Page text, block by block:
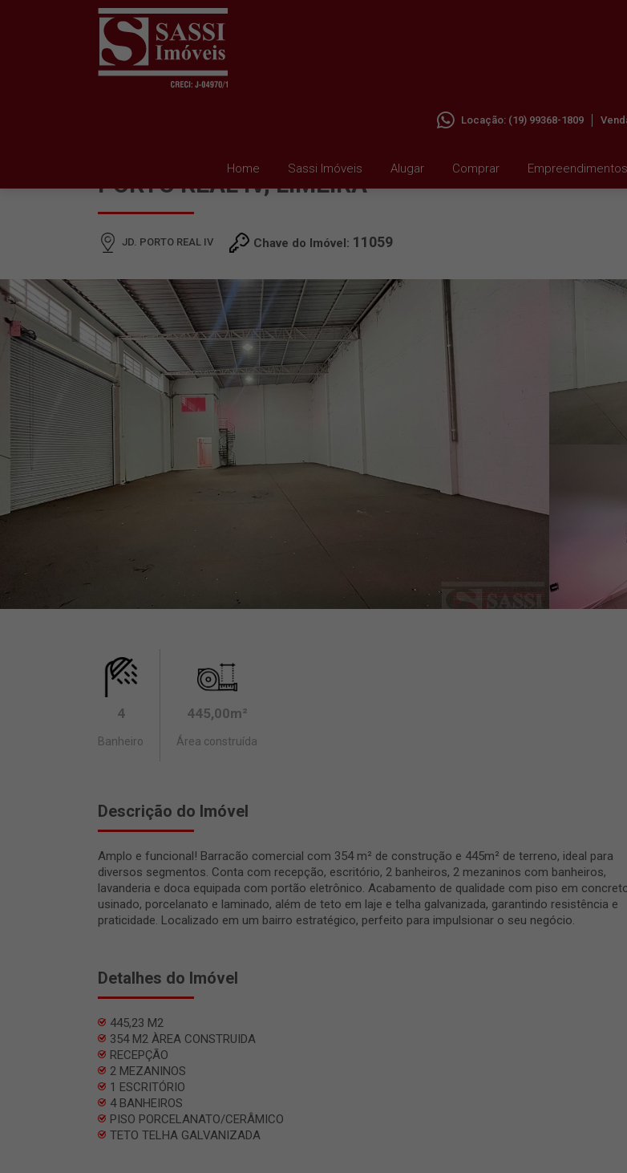
Home Sassi Imóveis Alugar Comprar Empreendimentos
Locação: (19) 99368-1809
PORTO REAL IV, LIMEIRA
JD. PORTO REAL IV Chave do Imóvel: 11059
4
Banheiro
445,00m²
Área construída
Descrição do Imóvel
Amplo e funcional! Barracão comercial com 354 m² de construção e 445m² de terreno, ideal para
diversos segmentos. Conta com recepção, escritório, 2 banheiros, 2 mezaninos com banheiros,
lavanderia e doca equipada com portão eletrônico. Acabamento de qualidade com piso em
usinado, porcelanato e laminado, além de teto em laje e telha galvanizada, garantindo resistência e
praticidade. Localizado em um bairro estratégico, perfeito para impulsionar o seu negócio.
Detalhes do Imóvel
445,23 M2
354 M2 ÀREA CONSTRUIDA
RECEPÇÃO
2 MEZANINOS
1 ESCRITÓRIO
4 BANHEIROS
PISO PORCELANATO/CERÂMICO
TETO TELHA GALVANIZADA